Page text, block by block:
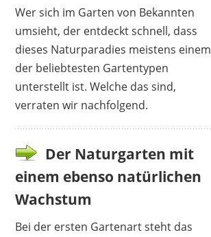
Wer sich im Garten von Bekannten
umsieht, der entdeckt schnell, dass
dieses Naturparadies meistens einem
der beliebtesten Gartentypen
unterstellt ist. Welche das sind,
verraten wir nachfolgend.
Der Naturgarten mit
einem ebenso natürlichen
Wachstum
Bei der ersten Gartenart steht das